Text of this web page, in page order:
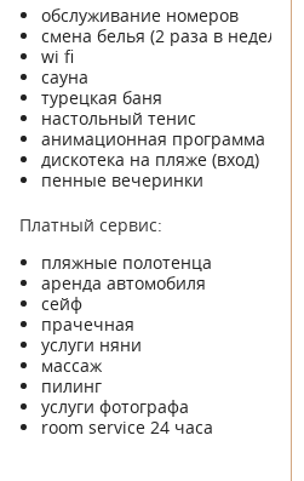
обслуживание номеров
смена белья (2 раза в неделю)
wi fi
сауна
турецкая баня
настольный тенис
анимационная программа
дискотека на пляже (вход)
пенные вечеринки
Платный сервис:
пляжные полотенца
аренда автомобиля
сейф
прачечная
услуги няни
массаж
пилинг
услуги фотографа
room service 24 часа